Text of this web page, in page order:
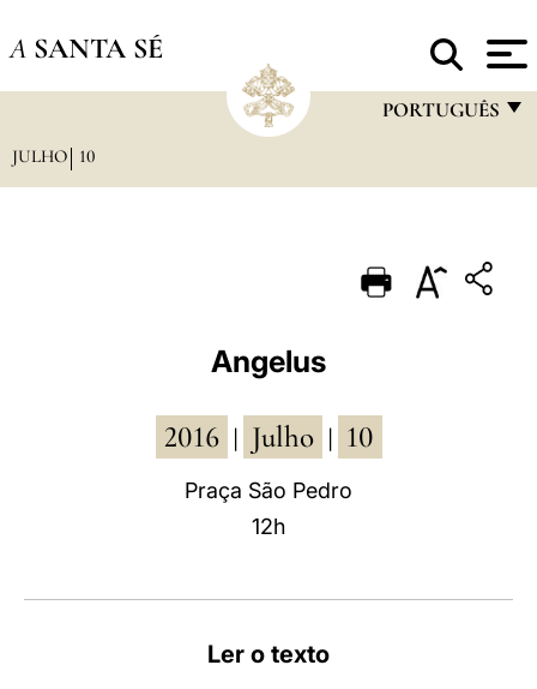
A SANTA SÉ
PORTUGUÊS
PORTUGUÊS
JULHO 10
Angelus
2016 Julho 10
Praça São Pedro
12h
Ler o texto